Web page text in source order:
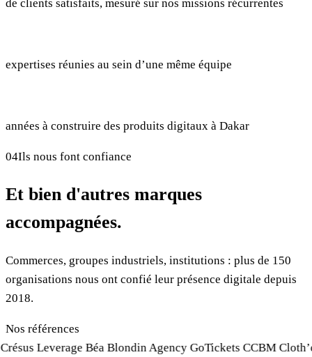
de clients satisfaits, mesuré sur nos missions récurrentes
expertises réunies au sein d’une même équipe
années à construire des produits digitaux à Dakar
04Ils nous font confiance
Et bien d'autres marques
accompagnées.
Commerces, groupes industriels, institutions : plus de 150
organisations nous ont confié leur présence digitale depuis
2018.
Nos références
LeverageBéa Blondin AgencyGoTicketsCCBMCloth’d